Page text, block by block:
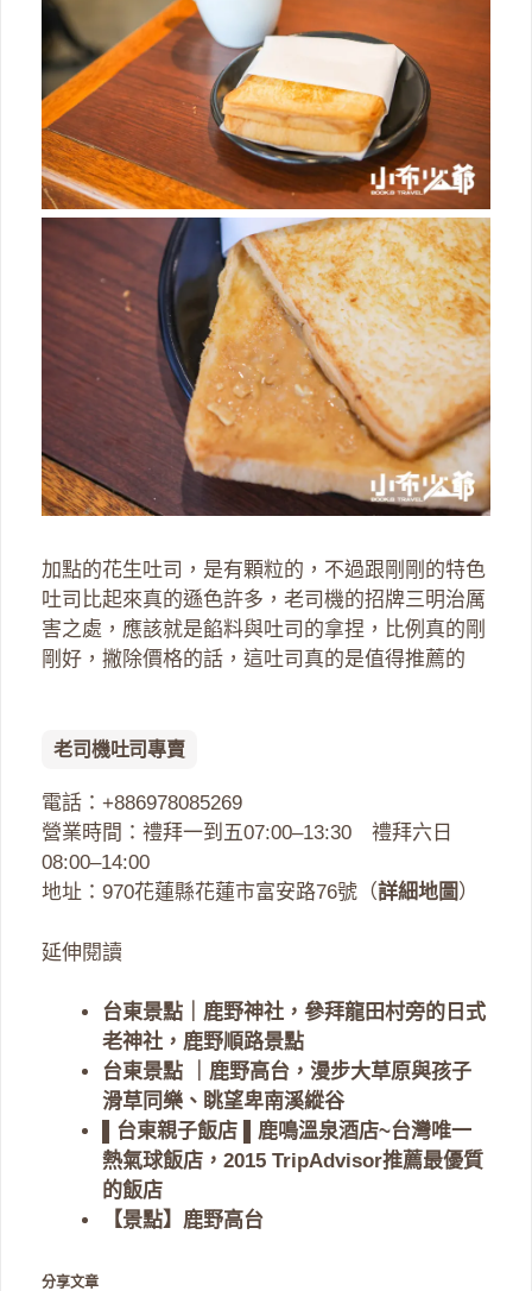
加點的花生吐司，是有顆粒的，不過跟剛剛的特色
吐司比起來真的遜色許多，老司機的招牌三明治厲
害之處，應該就是餡料與吐司的拿捏，比例真的剛
剛好，撇除價格的話，這吐司真的是值得推薦的
老司機吐司專賣
電話：+886978085269
營業時間：禮拜一到五07:00–13:30 禮拜六日
08:00–14:00
地址：970花蓮縣花蓮市富安路76號（詳細地圖）
延伸閱讀
台東景點｜鹿野神社，參拜龍田村旁的日式
老神社，鹿野順路景點
台東景點 ｜鹿野高台，漫步大草原與孩子
滑草同樂、眺望卑南溪縱谷
▌台東親子飯店 ▌鹿鳴溫泉酒店~台灣唯一
熱氣球飯店，2015 TripAdvisor推薦最優質
的飯店
【景點】鹿野高台
分享文章